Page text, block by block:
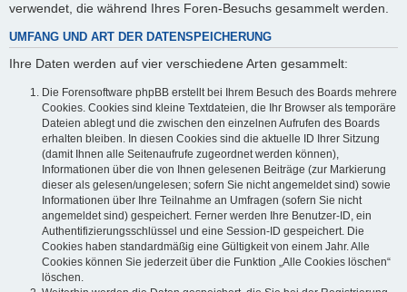
verwendet, die während Ihres Foren-Besuchs gesammelt werden.
UMFANG UND ART DER DATENSPEICHERUNG
Ihre Daten werden auf vier verschiedene Arten gesammelt:
Die Forensoftware phpBB erstellt bei Ihrem Besuch des Boards mehrere
Cookies. Cookies sind kleine Textdateien, die Ihr Browser als temporäre
Dateien ablegt und die zwischen den einzelnen Aufrufen des Boards
erhalten bleiben. In diesen Cookies sind die aktuelle ID Ihrer Sitzung
(damit Ihnen alle Seitenaufrufe zugeordnet werden können),
Informationen über die von Ihnen gelesenen Beiträge (zur Markierung
dieser als gelesen/ungelesen; sofern Sie nicht angemeldet sind) sowie
Informationen über Ihre Teilnahme an Umfragen (sofern Sie nicht
angemeldet sind) gespeichert. Ferner werden Ihre Benutzer-ID, ein
Authentifizierungsschlüssel und eine Session-ID gespeichert. Die
Cookies haben standardmäßig eine Gültigkeit von einem Jahr. Alle
Cookies können Sie jederzeit über die Funktion „Alle Cookies löschen“
löschen.